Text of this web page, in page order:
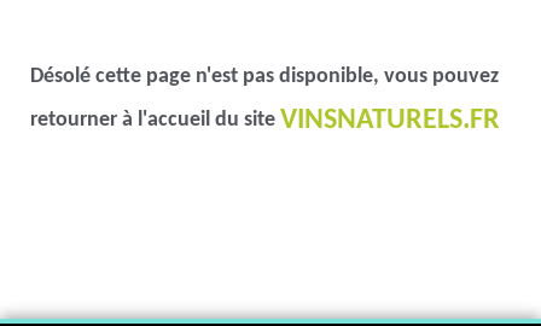
Désolé cette page n'est pas disponible, vous pouvez
retourner à l'accueil du site VINSNATURELS.FR